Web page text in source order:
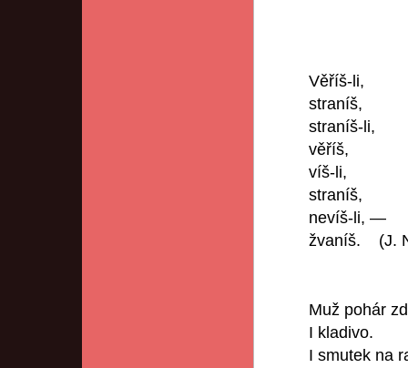
Věříš-li,
straníš,
straníš-li,
věříš,
víš-li,
straníš,
nevíš-li, —
žvaníš. (J.
Muž pohár
I kladivo.
I smutek na